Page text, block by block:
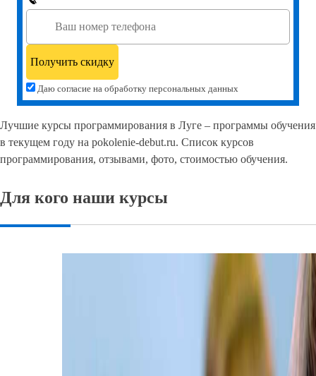
Даю согласие на обработку персональных данных
Лучшие курсы программирования в Луге – программы обучения
в текущем году на pokolenie-debut.ru. Список курсов
программирования, отзывами, фото, стоимостью обучения.
Для кого наши курсы